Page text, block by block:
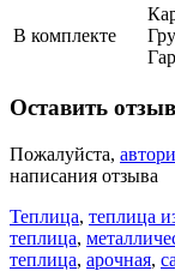
В комплекте
Оставить отзыв
Пожалуйста,
написания отзыва
Теплица, теплица
теплица,
теплица, арочная,